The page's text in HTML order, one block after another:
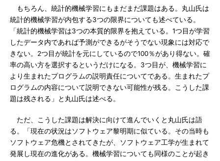
もちろん、統計的機械学習にもまだまだ課題はある。丸山氏は
統計的機械学習が内包する3つの限界についても述べている。
「統計的機械学習は3つの本質的限界を抱えている。1つ目が学習
したデータ内であれば予測ができるがそうでない現象には対応で
きない。2つ目が統計を元にしているので100％があり得ない。確
率の高い方を選択するというだけになる。3つ目が、機械学習に
より生まれたプログラムの説明責任についてである。生まれたプ
ログラムの内容について説明できない可能性が残る。こうした課
題は残される」と丸山氏は述べる。
ただ、こうした課題は解決に向けて進んでいくと丸山氏は語
る。「現在の状況はソフトウェア黎明期に似ている。その当時も
ソフトウェア危機とされてきたが、ソフトウェア工学が生まれて
発展し現在の進化がある。機械学習についても同様のことが起き